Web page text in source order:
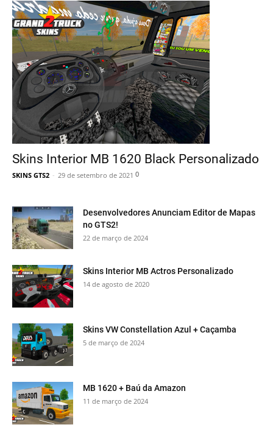
Skins Interior MB 1620 Black Personalizado
SKINS GTS2 - 29 de setembro de 2021 0
Desenvolvedores Anunciam Editor de Mapas
no GTS2!
22 de março de 2024
Skins Interior MB Actros Personalizado
14 de agosto de 2020
Skins VW Constellation Azul + Caçamba
5 de março de 2024
MB 1620 + Baú da Amazon
11 de março de 2024